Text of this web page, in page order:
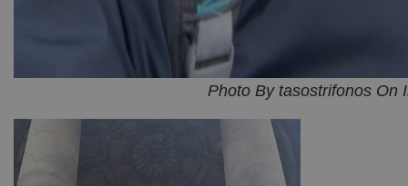
Photo By tasostrifonos On